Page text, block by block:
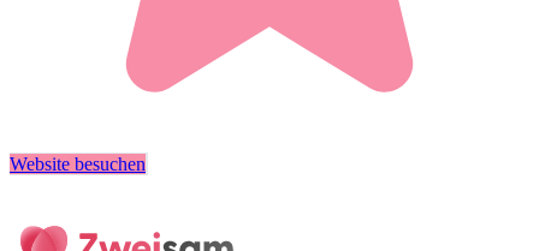
Website besuchen